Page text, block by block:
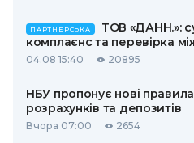
ПАРТНЕРСЬКА
ТОВ «ДАНН.»:
комплаєнс та перевірка
04.08 15:40 20895
НБУ пропонує нові
розрахунків та депозитів
Вчора 07:00 2654